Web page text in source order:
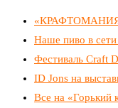
Наше пиво в
Фестиваль Craft
ID Jons на
Все на «Горький